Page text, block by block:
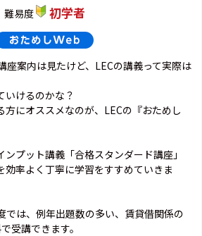
難易度 初学者
座案内は見たけど、LECの講義って実際は
いけるのかな？
方にオススメなのが、LECの『おためし
プット講義「合格スタンダード講座」
効率よく丁寧に学習をすすめていきま
では、例年出題数の多い、賃貸借関係の
受講できます。